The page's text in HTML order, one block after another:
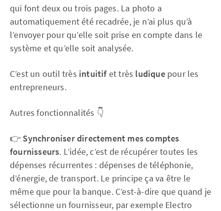
qui font deux ou trois pages. La photo a
automatiquement été recadrée, je n’ai plus qu’à
l’envoyer pour qu’elle soit prise en compte dans le
système et qu’elle soit analysée.
C’est un outil très intuitif et très ludiquepour les
entrepreneurs.
Autres fonctionnalités 👇
👉 Synchroniser directement mes comptes
fournisseurs. L’idée, c’est de récupérer toutes les
dépenses récurrentes : dépenses de téléphonie,
d’énergie, de transport. Le principe ça va être le
même que pour la banque. C’est-à-dire que quand je
sélectionne un fournisseur, par exemple Electro